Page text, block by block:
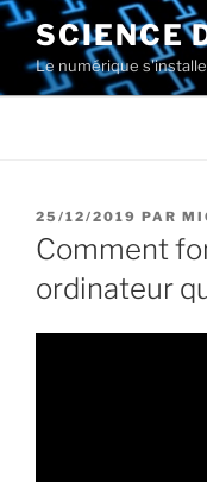
Aller
contenu
principal
SCIENCE
Le numérique
PUBLIÉ
LE
25/12/2019 PAR
Comment
ordinateur